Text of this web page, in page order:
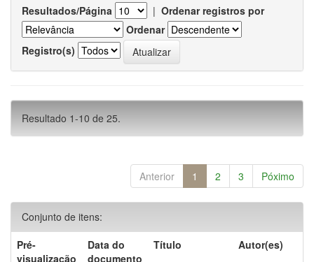
Resultados/Página | Ordenar registros por
Ordenar
Registro(s)
Resultado 1-10 de 25.
Anterior 1 2 3 Póximo
Conjunto de itens:
Pré-
visualização
Data do
documento
Título Autor(es)